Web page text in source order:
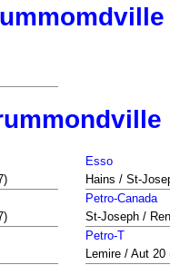
Esso
Hains / St-
Petro-Canada
St-Joseph /
Petro-T
Lemire / Aut 20